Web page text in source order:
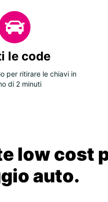
le code
per ritirare le chiavi in
di 2 minuti
low cost
auto.